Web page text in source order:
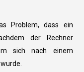
Problem, dass ein
der Rechner
sich nach einem